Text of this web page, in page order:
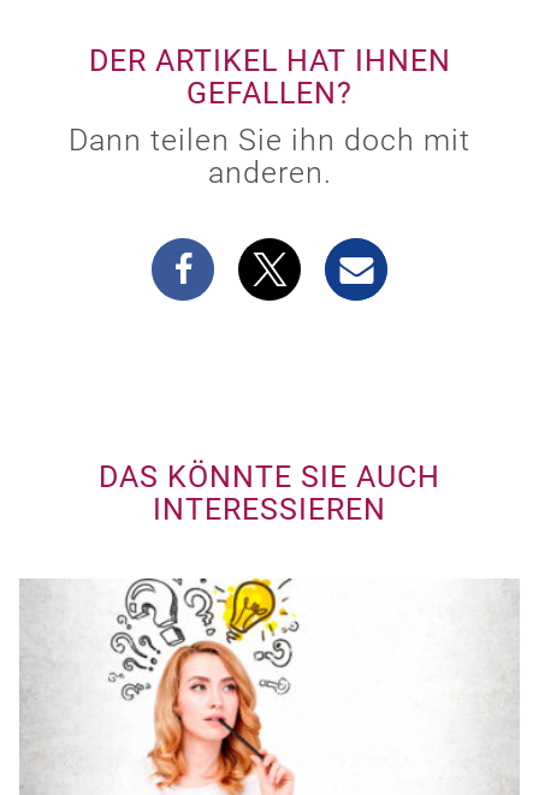
DER ARTIKEL HAT IHNEN
GEFALLEN?
Dann teilen Sie ihn doch mit
anderen.
DAS KÖNNTE SIE AUCH
INTERESSIEREN